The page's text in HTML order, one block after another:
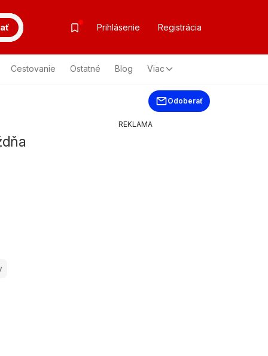
Prihlásenie Registrácia
Cestovanie Ostatné Blog Viac
Odoberať
REKLAMA